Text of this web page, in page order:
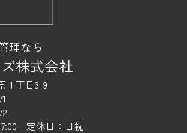
理なら
株式会社
１丁目3-9
定休日：日祝